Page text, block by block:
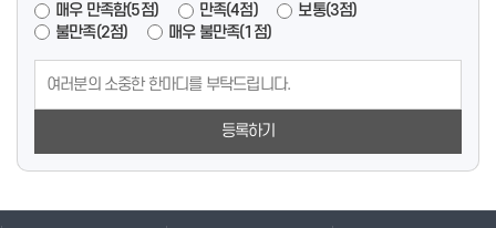
매우 만족함(5점) 만족(4점)
보통(3점)
불만족(2점)
매우 불만족(1점)
등록하기